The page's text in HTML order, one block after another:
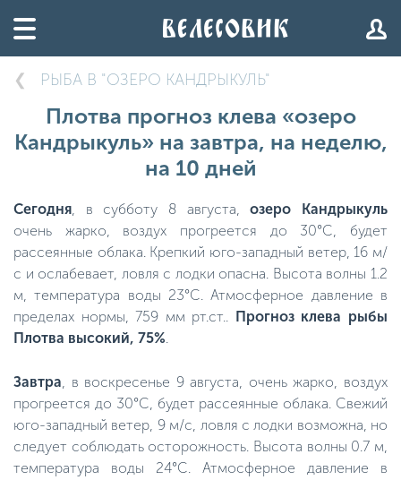
РЫБА В "ОЗЕРО КАНДРЫКУЛЬ"
Плотва прогноз клева «озеро
Кандрыкуль» на завтра, на неделю,
на 10 дней
Сегодня, в субботу 8 августа,озеро Кандрыкуль
очень жарко, воздух прогреется до 30°C, будет
рассеянные облака. Крепкий юго-западный ветер, 16 м/
с и ослабевает, ловля с лодки опасна. Высота волны 1.2
м, температура воды 23°C. Атмосферное давление в
пределах нормы, 759 мм рт.ст.. Прогноз клева рыбы
Плотва высокий, 75%.
Завтра, в воскресенье 9 августа, очень жарко, воздух
прогреется до 30°C, будет рассеянные облака. Свежий
юго-западный ветер, 9 м/с, ловля с лодки возможна, но
следует соблюдать осторожность. Высота волны 0.7 м,
температура воды 24°C. Атмосферное давление в